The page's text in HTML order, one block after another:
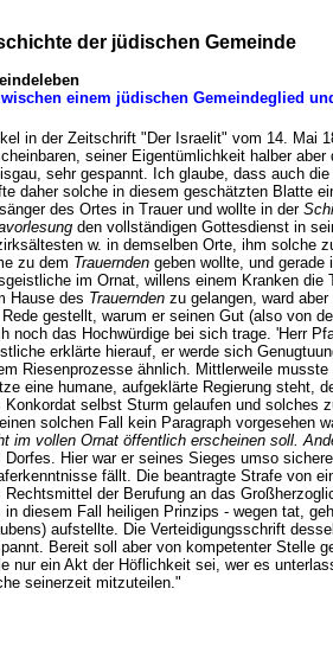
der jüdischen Gemeinde
einem jüdischen Gemeindeglied
in der Zeitschrift "Der Israelit" vom 14. Mai
seiner Eigentümlichkeit halber
sehr gespannt. Ich glaube, dass auch
daher solche in diesem geschätzten Blatte
des Ortes in Trauer und wollte in der
den vollständigen Gottesdienst in
w. in demselben Orte, ihm solche
zu dem Trauernden geben wollte, und
im Ornat, willens einem Kranken die
Hause des Trauernden zu gelangen, ward
gestellt, warum er seinen Gut (also von
noch das Hochwürdige bei sich trage. 'Herr
erklärte hierauf, er werde sich
Riesenprozesse ähnlich. Mittlerweile
eine humane, aufgeklärte Regierung steht,
Konkordat selbst Sturm gelaufen und solches
solchen Fall kein Paragraph vorgesehen
im vollen Ornat öffentlich erscheinen soll.
Dorfes. Hier war er seines Sieges umso
fällt. Die beantragte Strafe von
Rechtsmittel der Berufung an das
in diesem Fall heiligen Prinzips - wegen tat,
aufstellte. Die Verteidigungsschrift
Bereit soll aber von kompetenter Stelle
nur ein Akt der Höflichkeit sei, wer es
seinerzeit mitzuteilen."